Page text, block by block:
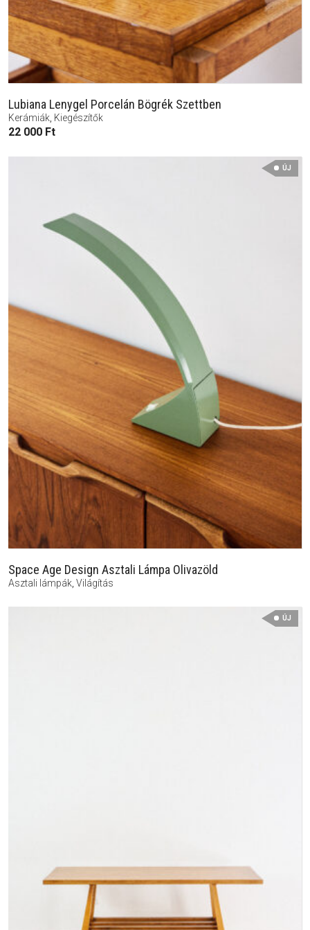
Lubiana Lenygel Porcelán Bögrék Szettben
Kerámiák, Kiegészítők
22 000 Ft
ÚJ
Space Age Design Asztali Lámpa Olivazöld
Asztali lámpák Világítás
ÚJ